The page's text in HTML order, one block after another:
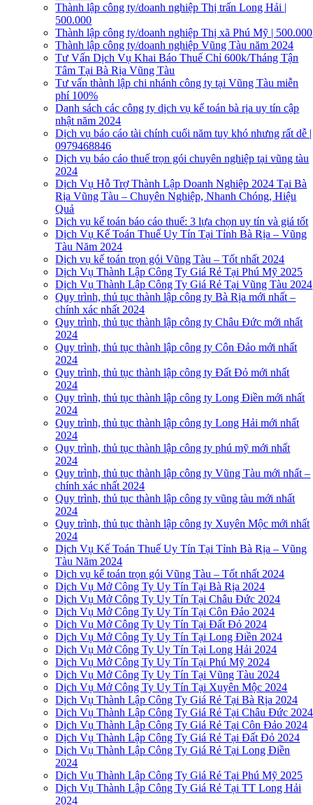
Thành lập công ty/doanh nghiệp Thị trấn Long Hải |
500.000
Thành lập công ty/doanh nghiệp Thị xã Phú Mỹ | 500.000
Thành lập công ty/doanh nghiệp Vũng Tàu năm 2024
Tư Vấn Dịch Vụ Khai Báo Thuế Chỉ 600k/Tháng Tận
Tâm Tại Bà Rịa Vũng Tàu
Tư vấn thành lập chi nhánh công ty tại Vũng Tàu miễn
phí 100%
Danh sách các công ty dịch vụ kế toán bà rịa uy tín cập
nhật năm 2024
Dịch vụ báo cáo tài chính cuối năm tuy khó nhưng rất dễ |
0979468846
Dịch vụ báo cáo thuế trọn gói chuyên nghiệp tại vũng tàu
2024
Dịch Vụ Hỗ Trợ Thành Lập Doanh Nghiệp 2024 Tại Bà
Rịa Vũng Tàu – Chuyên Nghiệp, Nhanh Chóng, Hiệu
Quả
Dịch vụ kế toán báo cáo thuế: 3 lựa chọn uy tín và giá tốt
Dịch Vụ Kế Toán Thuế Uy Tín Tại Tỉnh Bà Rịa – Vũng
Tàu Năm 2024
Dịch vụ kế toán trọn gói Vũng Tàu – Tốt nhất 2024
Dịch Vụ Thành Lập Công Ty Giá Rẻ Tại Phú Mỹ 2025
Dịch Vụ Thành Lập Công Ty Giá Rẻ Tại Vũng Tàu 2024
Quy trình, thủ tục thành lập công ty Bà Rịa mới nhất –
chính xác nhất 2024
Quy trình, thủ tục thành lập công ty Châu Đức mới nhất
2024
Quy trình, thủ tục thành lập công ty Côn Đảo mới nhất
2024
Quy trình, thủ tục thành lập công ty Đất Đỏ mới nhất
2024
Quy trình, thủ tục thành lập công ty Long Điền mới nhất
2024
Quy trình, thủ tục thành lập công ty Long Hải mới nhất
2024
Quy trình, thủ tục thành lập công ty phú mỹ mới nhất
2024
Quy trình, thủ tục thành lập công ty Vũng Tàu mới nhất –
chính xác nhất 2024
Quy trình, thủ tục thành lập công ty vũng tàu mới nhất
2024
Quy trình, thủ tục thành lập công ty Xuyên Mộc mới nhất
2024
Dịch Vụ Kế Toán Thuế Uy Tín Tại Tỉnh Bà Rịa – Vũng
Tàu Năm 2024
Dịch vụ kế toán trọn gói Vũng Tàu – Tốt nhất 2024
Dịch Vụ Mở Công Ty Uy Tín Tại Bà Rịa 2024
Dịch Vụ Mở Công Ty Uy Tín Tại Châu Đức 2024
Dịch Vụ Mở Công Ty Uy Tín Tại Côn Đảo 2024
Dịch Vụ Mở Công Ty Uy Tín Tại Đất Đỏ 2024
Dịch Vụ Mở Công Ty Uy Tín Tại Long Điền 2024
Dịch Vụ Mở Công Ty Uy Tín Tại Long Hải 2024
Dịch Vụ Mở Công Ty Uy Tín Tại Phú Mỹ 2024
Dịch Vụ Mở Công Ty Uy Tín Tại Vũng Tàu 2024
Dịch Vụ Mở Công Ty Uy Tín Tại Xuyên Mộc 2024
Dịch Vụ Thành Lập Công Ty Giá Rẻ Tại Bà Rịa 2024
Dịch Vụ Thành Lập Công Ty Giá Rẻ Tại Châu Đức 2024
Dịch Vụ Thành Lập Công Ty Giá Rẻ Tại Côn Đảo 2024
Dịch Vụ Thành Lập Công Ty Giá Rẻ Tại Đất Đỏ 2024
Dịch Vụ Thành Lập Công Ty Giá Rẻ Tại Long Điền
2024
Dịch Vụ Thành Lập Công Ty Giá Rẻ Tại Phú Mỹ 2025
Dịch Vụ Thành Lập Công Ty Giá Rẻ Tại TT Long Hải
2024